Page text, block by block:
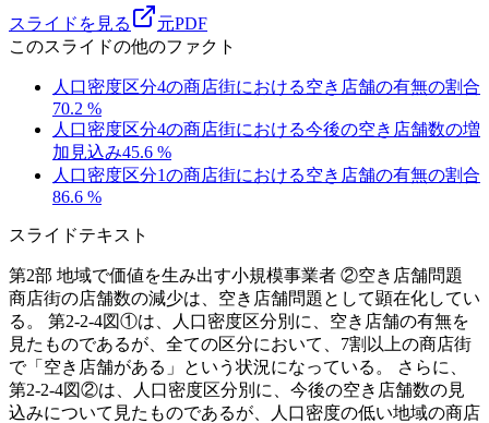
スライドを見る
元PDF
このスライドの他のファクト
人口密度区分4の商店街における空き店舗の有無の割合
70.2 %
人口密度区分4の商店街における今後の空き店舗数の増
加見込み45.6 %
人口密度区分1の商店街における空き店舗の有無の割合
86.6 %
スライドテキスト
第2部 地域で価値を生み出す小規模事業者 ②空き店舗問題
商店街の店舗数の減少は、空き店舗問題として顕在化してい
る。 第2-2-4図①は、人口密度区分別に、空き店舗の有無を
見たものであるが、全ての区分において、7割以上の商店街
で「空き店舗がある」という状況になっている。 さらに、
第2-2-4図②は、人口密度区分別に、今後の空き店舗数の見
込みについて見たものであるが、人口密度の低い地域の商店